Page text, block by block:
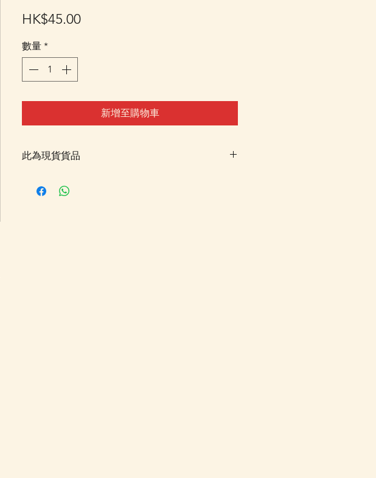
HK$45.00價
數量 *
新增至購物車
此為現貨貨品
統顯示為"無庫存"或 未能放入購物車時, 可以